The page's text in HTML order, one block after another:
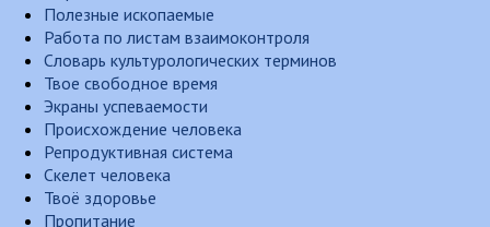
Полезные ископаемые
Работа по листам взаимоконтроля
Словарь культурологических терминов
Твое свободное время
Экраны успеваемости
Происхождение человека
Репродуктивная система
Скелет человека
Твоё здоровье
Пропитание